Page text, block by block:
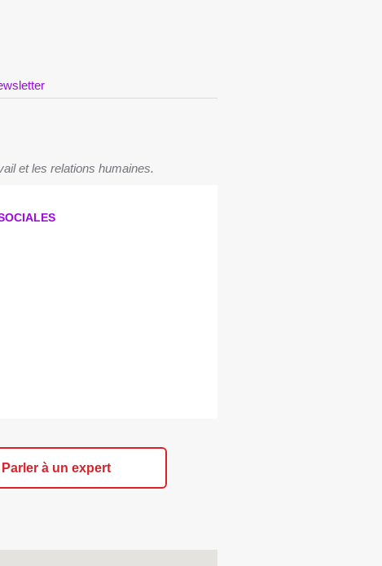
et les relations humaines.
Parler à un expert